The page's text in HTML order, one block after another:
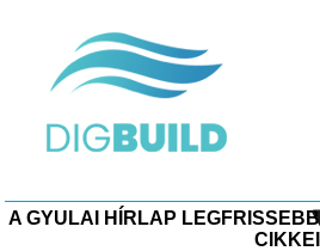
A GYULAI HÍRLAP LEGFRISSEBB
CIKKEI